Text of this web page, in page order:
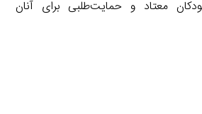
معتاد و حمایت‌طلبی برای آنان